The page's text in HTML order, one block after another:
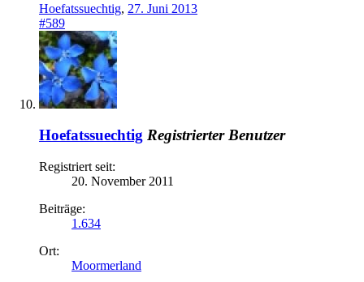
Hoefatssuechtig, 27. Juni 2013
#589
Hoefatssuechtig Registrierter Benutzer
Registriert seit:
20. November 2011
Beiträge:
1.634
Ort:
Moormerland